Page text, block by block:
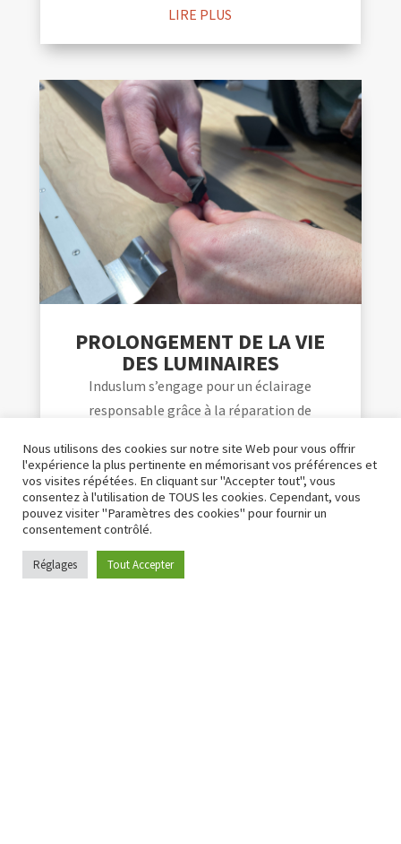
LIRE PLUS
PROLONGEMENT DE LA VIE
DES LUMINAIRES
Induslum s’engage pour un éclairage
responsable grâce à la réparation de
concrets du prolongement de vie.
LIRE PLUS
Nous utilisons des cookies sur notre site Web pour vous offrir
l'expérience la plus pertinente en mémorisant vos préférences et
vos visites répétées. En cliquant sur "Accepter tout", vous
consentez à l'utilisation de TOUS les cookies. Cependant, vous
pouvez visiter "Paramètres des cookies" pour fournir un
consentement contrôlé.
Réglages Tout Accepter